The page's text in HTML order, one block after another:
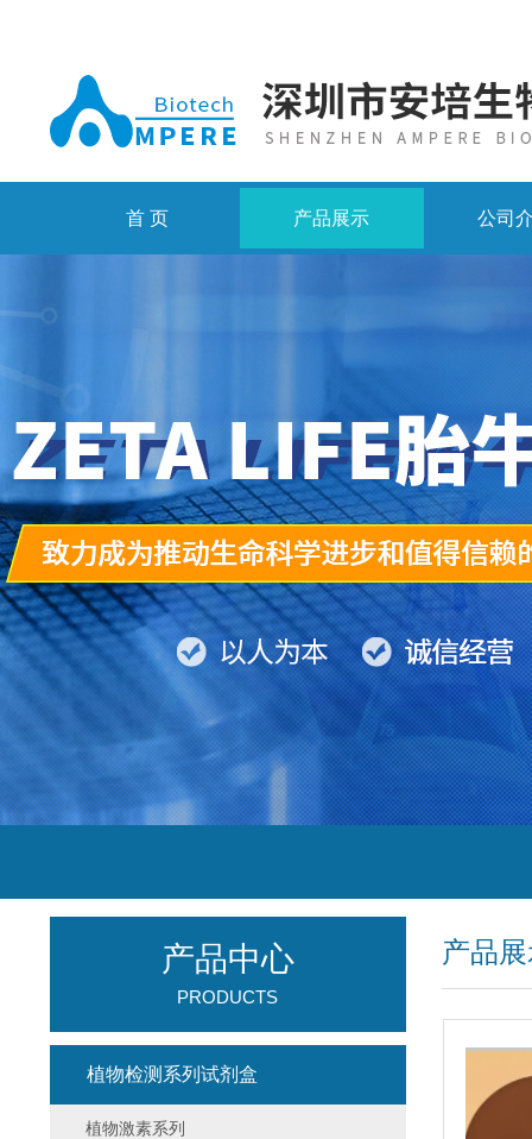
首 页 产品展示 公司
产品
产品中心
PRODUCTS
植物检测系列试剂盒
植物激素系列